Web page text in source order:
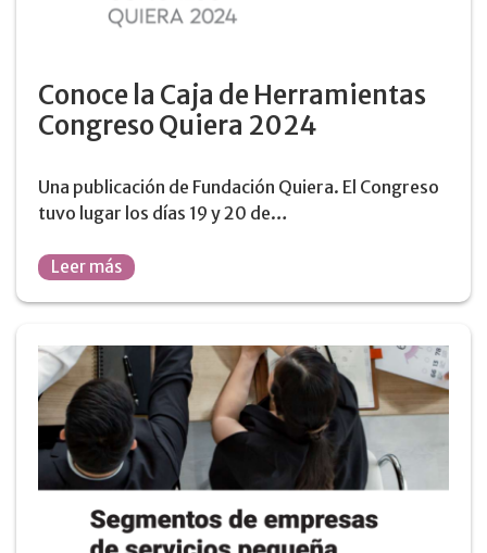
Conoce la Caja de Herramientas
Congreso Quiera 2024
Una publicación de Fundación Quiera. El Congreso
tuvo lugar los días 19 y 20 de…
Leer más